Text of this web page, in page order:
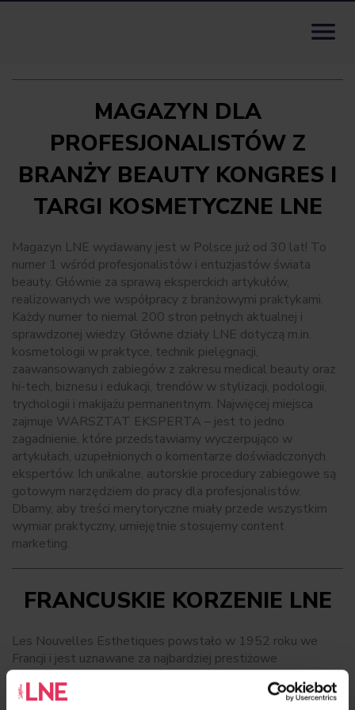

MAGAZYN DLA
PROFESJONALISTÓW Z
BRANŻY BEAUTY KONGRES I
TARGI KOSMETYCZNE LNE
Magazyn LNE wydawany jest w Polsce już od 30 lat! To
numer 1 wśród profesjonalistów i entuzjastów świata
beauty. Głównie za sprawą eksperckich artykułów,
realizowanych we współpracy z branżowymi praktykami.
Każdy numer to niemal 200 stron pełnych aktualnej i
sprawdzonej wiedzy. Główne działy LNE dotyczą m.in.
kosmetologii w praktyce, technik pielęgnacji,
zaawansowanych zabiegów z zakresu medical beauty oraz
hi-tech, biznesu i edukacji, trendów w stylizacji, podologii,
trychologii i makijażu permanentnym. Najwięcej miejsca
zajmuje WARSZTAT EKSPERTA – jest to jedno
zagadnienie, które przedstawiamy wyczerpująco w
artykułach, uzupełnionych o komentarze doświadczonych
ekspertów. Ich unikalne, autorskie procedury zabiegowe są
gotowym narzędziem do pracy dla profesjonalistów.
Dbamy, aby treści merytoryczne miały przede wszystkim
wymiar praktyczny, umiejętnie stosujemy content
marketing.
FRANCUSKIE KORZENIE LNE
Les Nouvelles Esthetiques powstało w 1952 roku we
Francji i jest uznawane za najbardziej prestiżowe
czasopismo w branży beauty na świecie. Ukazuje się w 15
krajach, m.in. we Francji, Włoszech, Polsce, Japonii, USA,